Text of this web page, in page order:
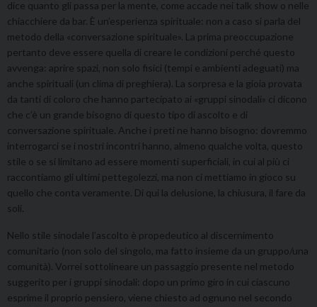
dice quanto gli passa per la mente, come accade nei talk show o nelle
chiacchiere da bar. È un’esperienza spirituale: non a caso si parla del
metodo della «conversazione spirituale». La prima preoccupazione
pertanto deve essere quella di creare le condizioni perché questo
avvenga: aprire spazi, non solo fisici (tempi e ambienti adeguati) ma
anche spirituali (un clima di preghiera). La sorpresa e la gioia provata
da tanti di coloro che hanno partecipato ai «gruppi sinodali» ci dicono
che c’è un grande bisogno di questo tipo di ascolto e di
conversazione spirituale. Anche i preti ne hanno bisogno: dovremmo
interrogarci se i nostri incontri hanno, almeno qualche volta, questo
stile o se si limitano ad essere momenti superficiali, in cui al più ci
raccontiamo gli ultimi pettegolezzi, ma non ci mettiamo in gioco su
quello che conta veramente. Di qui la delusione, la chiusura, il fare da
soli.
Nello stile sinodale l’ascolto è propedeutico al discernimento
comunitario (non solo del singolo, ma fatto insieme da un gruppo/una
comunità). Vorrei sottolineare un passaggio presente nel metodo
suggerito per i gruppi sinodali: dopo un primo giro in cui ciascuno
esprime il proprio pensiero, viene chiesto ad ognuno nel secondo